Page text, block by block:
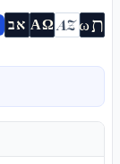
אב ΑΩ AZωת